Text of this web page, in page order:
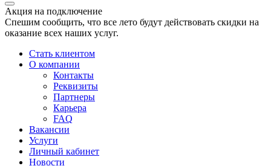
Акция на подключение
Спешим сообщить, что все лето будут действовать скидки на
оказание всех наших услуг.
Стать клиентом
О компании
Контакты
Реквизиты
Партнеры
Карьера
FAQ
Вакансии
Услуги
Личный кабинет
Новости